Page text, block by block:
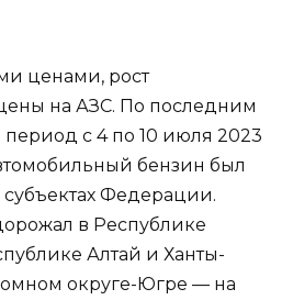
ценами, рост
на АЗС. По последним
период с 4 по 10 июля 2023
бензин был
Федерации.
в Республике
Алтай и Ханты-
округе-Югре — на